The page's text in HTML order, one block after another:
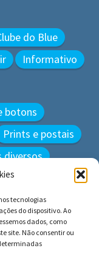
tecnologias
do dispositivo. Ao
dados, como
site. Não consentir ou
do Blue
Informativo
botons
Prints e postais
diversos